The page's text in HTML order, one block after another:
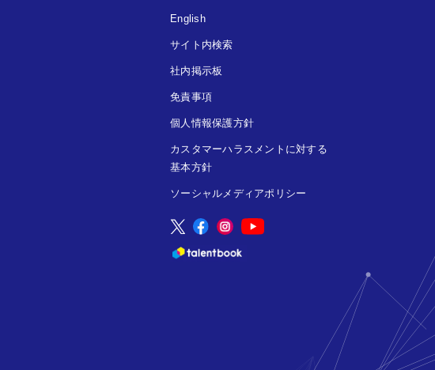
English
サイト内検索
社内掲示板
免責事項
個人情報保護方針
カスタマーハラスメントに対する
基本方針
ソーシャルメディアポリシー